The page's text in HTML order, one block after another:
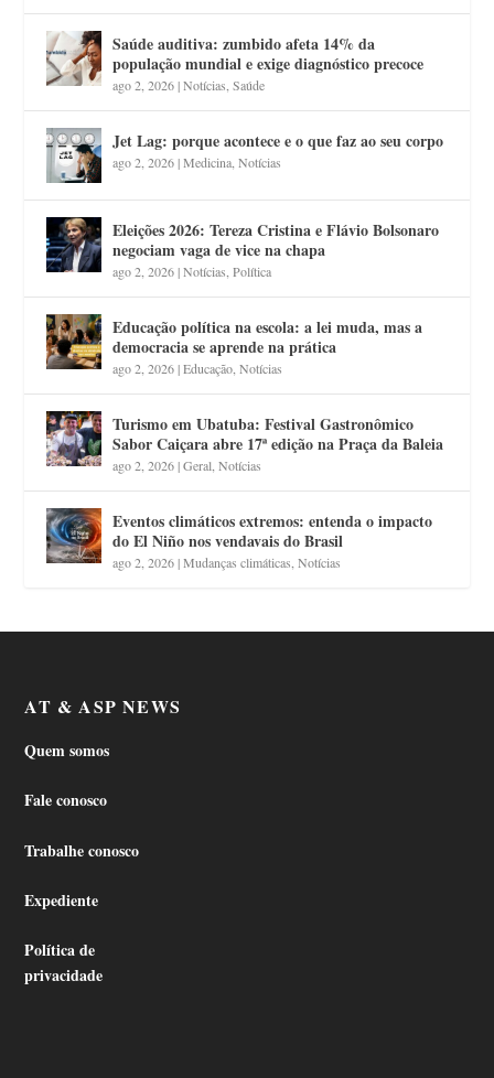
Saúde auditiva: zumbido afeta 14% da
população mundial e exige diagnóstico precoce
ago 2, 2026|Notícias ,Saúde
Jet Lag: porque acontece e o que faz ao seu corpo
ago 2, 2026|Medicina ,Notícias
Eleições 2026: Tereza Cristina e Flávio Bolsonaro
negociam vaga de vice na chapa
ago 2, 2026|Notícias ,Política
Educação política na escola: a lei muda, mas a
democracia se aprende na prática
ago 2, 2026|Educação ,Notícias
Turismo em Ubatuba: Festival Gastronômico
Sabor Caiçara abre 17ª edição na Praça da Baleia
ago 2, 2026|Geral ,Notícias
Eventos climáticos extremos: entenda o impacto
do El Niño nos vendavais do Brasil
ago 2, 2026|Mudanças climáticas ,Notícias
AT & ASP NEWS
Quem somos
Fale conosco
Trabalhe conosco
Expediente
Política de
privacidade